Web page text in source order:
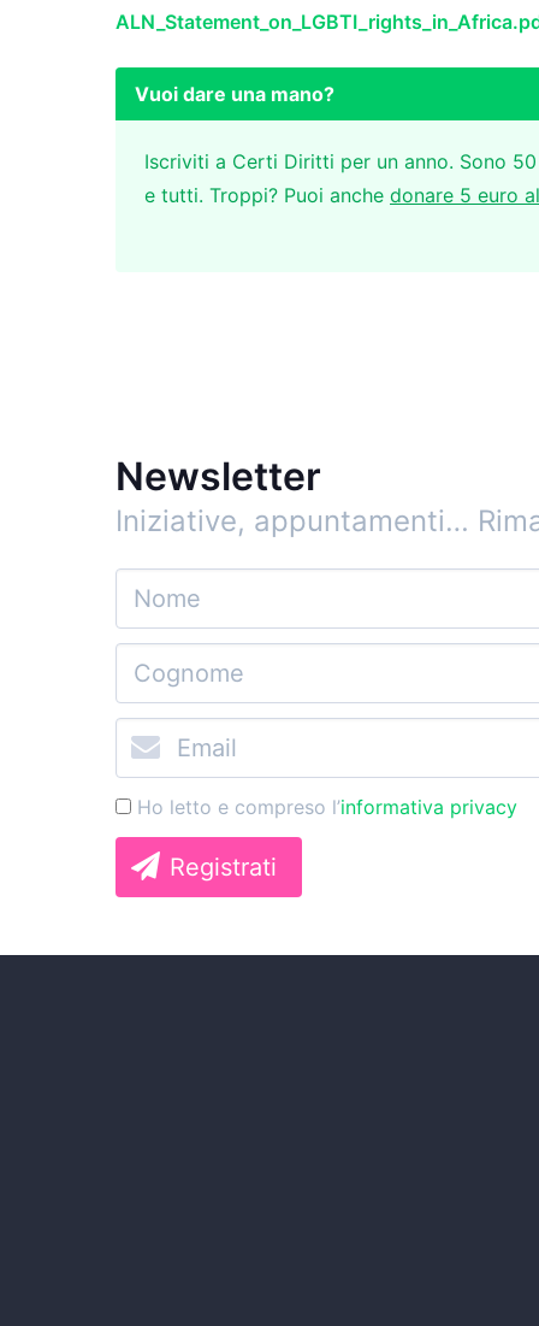
Vuoi dare una mano?
Iscriviti a Certi Diritti per un anno. Sono
e tutti. Troppi? Puoi anche donare 5 euro
Newsletter
Iniziative, appuntamenti…
Ho letto e compreso l’informativa privacy
Registrati